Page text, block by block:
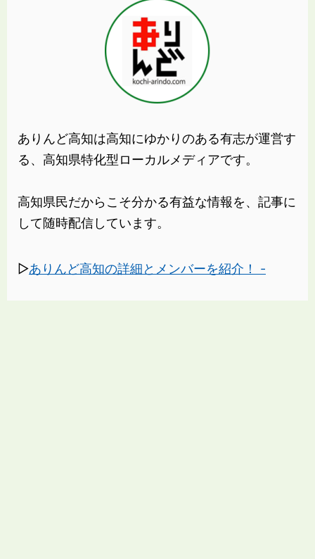
ありんど高知は高知にゆかりのある有志が運営す
る、高知県特化型ローカルメディアです。
高知県民だからこそ分かる有益な情報を、記事に
して随時配信しています。
▷ありんど高知の詳細とメンバーを紹介！ -